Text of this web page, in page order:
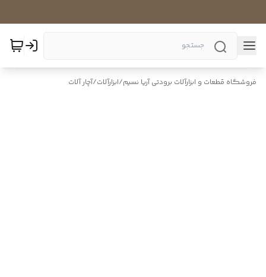
فروشگاه قطعات و ابزارآلات برودتی آریا نسیم/ابزارآلات/آچار آلات